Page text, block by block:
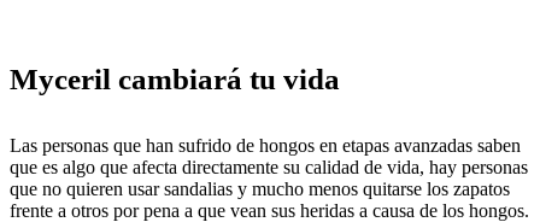
Myceril cambiará tu vida
Las personas que han sufrido de hongos en etapas avanzadas saben
que es algo que afecta directamente su calidad de vida, hay personas
que no quieren usar sandalias y mucho menos quitarse los zapatos
frente a otros por pena a que vean sus heridas a causa de los hongos.